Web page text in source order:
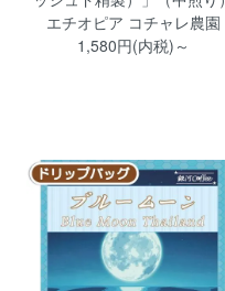
エチオピア コチャレ農園
1,580円(内税)～